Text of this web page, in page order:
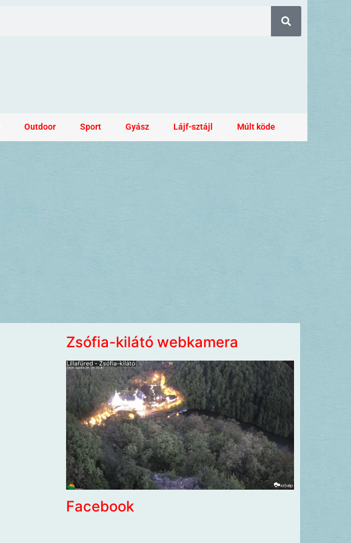
Outdoor Sport Gyász Lájf-sztájl Múlt köde
Zsófia-kilátó webkamera
Facebook